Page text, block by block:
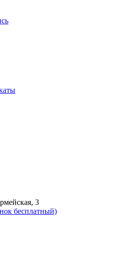
3
бесплатный)